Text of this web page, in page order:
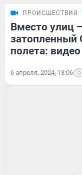
ПРОИСШЕСТВИЯ
Вместо улиц
затопленный
полета: видео
6 апреля, 2024, 18:06